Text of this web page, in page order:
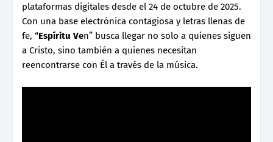
plataformas digitales desde el 24 de octubre de 2025.
Con una base electrónica contagiosa y letras llenas de
fe, “Espíritu Ven” busca llegar no solo a quienes siguen
a Cristo, sino también a quienes necesitan
reencontrarse con Él a través de la música.